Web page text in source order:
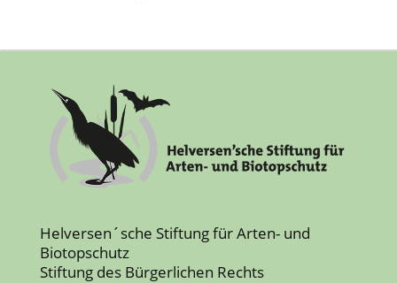
Helversen´sche Stiftung für Arten- und
Biotopschutz
Stiftung des Bürgerlichen Rechts